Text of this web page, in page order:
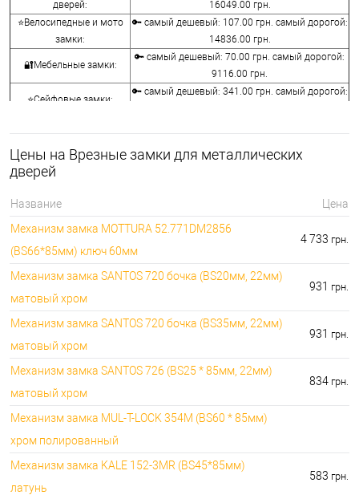
дверей:
16049.00 грн.
⭐Велосипедные и мото
замки:
🔑 самый дешевый: 107.00 грн. самый дорогой:
14836.00 грн.
🔐Мебельные замки:
🔑 самый дешевый: 70.00 грн. самый дорогой:
9116.00 грн.
⭐Сейфовые замки:
🔑 самый дешевый: 341.00 грн. самый дорогой:
🔐Кодовые замки:
⭐Противопожарная
фурнитура:
🔑 самый дешевый: 290.00 грн. самый дорогой:
🔐Замки для ролетов:
Цены на Врезные замки для металлических
дверей
Название
Цена
Механизм замка MOTTURA 52.771DM2856
(BS66*85мм) ключ 60мм
4 733 грн.
Механизм замка SANTOS 720 бочка (BS20мм, 22мм)
матовый хром
931 грн.
Механизм замка SANTOS 720 бочка (BS35мм, 22мм)
матовый хром
931 грн.
Механизм замка SANTOS 726 (BS25 * 85мм, 22мм)
матовый хром
834 грн.
Механизм замка MUL-T-LOCK 354M (BS60 * 85мм)
хром полированный
Механизм замка KALE 152-3MR (BS45*85мм)
латунь
583 грн.